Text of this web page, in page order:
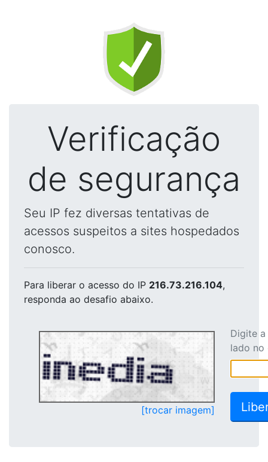
Verificação
de segurança
Seu IP fez diversas tentativas de
acessos suspeitos a sites hospedados
conosco.
Para liberar o acesso do IP 216.73.216.104,
responda ao desafio abaixo.
[trocar imagem]
Digite
lado no